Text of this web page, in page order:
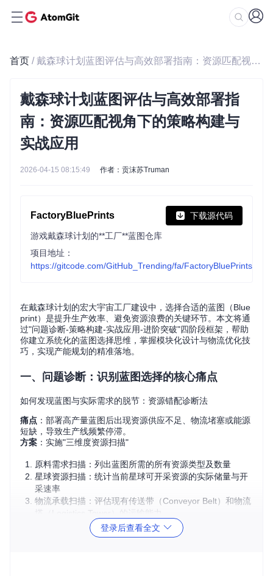
首页 / 戴森球计划蓝图评估与高效部署指南：资源匹配视角下的策略构建与实战应用
戴森球计划蓝图评估与高效部署指
南：资源匹配视角下的策略构建与
实战应用
2026-04-15 08:15:49 作者：贡沫苏Truman
FactoryBluePrints 下载源代码
游戏戴森球计划的**工厂**蓝图仓库
项目地址：
https://gitcode.com/GitHub_Trending/fa/FactoryBluePrints
在戴森球计划的宏大宇宙工厂建设中，选择合适的蓝图（Blue
print）是提升生产效率、避免资源浪费的关键环节。本文将通
过"问题诊断-策略构建-实战应用-进阶突破"四阶段框架，帮助
你建立系统化的蓝图选择思维，掌握模块化设计与物流优化技
巧，实现产能规划的精准落地。
一、问题诊断：识别蓝图选择的核心痛点
如何发现蓝图与实际需求的脱节：资源错配诊断法
痛点 ：部署高产量蓝图后出现资源供应不足、物流堵塞或能源
短缺，导致生产线频繁停滞。
方案 ：实施"三维度资源扫描"
原料需求扫描：列出蓝图所需的所有资源类型及数量
星球资源扫描：统计当前星球可开采资源的实际储量与开
采速率
物流承载扫描：评估现有传送带（Conveyor Belt）和物流
塔（Logistics Tower）的运输能力
：使用资源匹配度公式进行量化评估
登录后查看全文